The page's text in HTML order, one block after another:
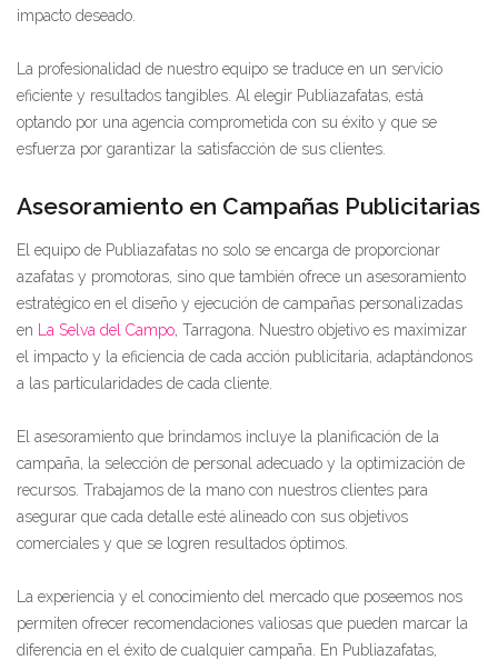
impacto deseado.
La profesionalidad de nuestro equipo se traduce en un servicio
eficiente y resultados tangibles. Al elegir Publiazafatas, está
optando por una agencia comprometida con su éxito y que se
esfuerza por garantizar la satisfacción de sus clientes.
Asesoramiento en Campañas Publicitarias
El equipo de Publiazafatas no solo se encarga de proporcionar
azafatas y promotoras, sino que también ofrece un asesoramiento
estratégico en el diseño y ejecución de campañas personalizadas
en
La Selva del Campo , Tarragona. Nuestro objetivo es maximizar
el impacto y la eficiencia de cada acción publicitaria, adaptándonos
a las particularidades de cada cliente.
El asesoramiento que brindamos incluye la planificación de la
campaña, la selección de personal adecuado y la optimización de
recursos. Trabajamos de la mano con nuestros clientes para
asegurar que cada detalle esté alineado con sus objetivos
comerciales y que se logren resultados óptimos.
La experiencia y el conocimiento del mercado que poseemos nos
permiten ofrecer recomendaciones valiosas que pueden marcar la
diferencia en el éxito de cualquier campaña. En Publiazafatas,